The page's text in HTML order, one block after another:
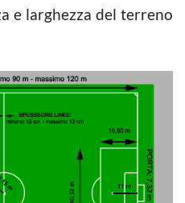
e larghezza del terreno